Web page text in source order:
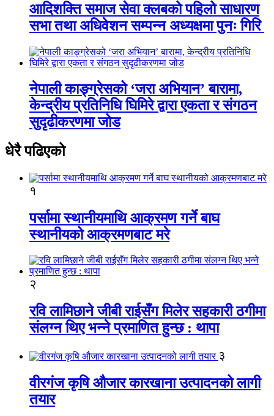
आदिशक्ति समाज सेवा क्लबको पहिलो साधारण
सभा तथा अधिवेशन सम्पन्न अध्यक्षमा पुनः गिरि
नेपाली काङ्ग्रेसको ‘जरा अभियान’ बारामा,
केन्द्रीय प्रतिनिधि घिमिरे द्वारा एकता र संगठन
सुदृढीकरणमा जोड
धेरै पढिएको
१
पर्सामा स्थानीयमाथि आक्रमण गर्ने बाघ
स्थानीयको आक्रमणबाट मरे
२
रवि लामिछाने जीबी राईसँग मिलेर सहकारी ठगीमा
संलग्न थिए भन्ने प्रमाणित हुन्छ : थापा
३
वीरगंज कृषि औजार कारखाना उत्पादनको लागी
तयार